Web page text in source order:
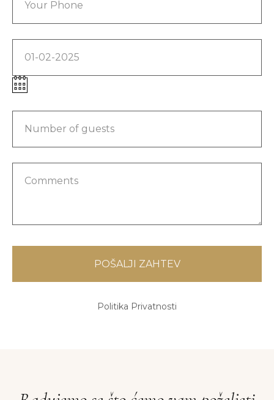
Your Phone
01-02-2025
Number of guests
Comments
POŠALJI ZAHTEV
Politika Privatnosti